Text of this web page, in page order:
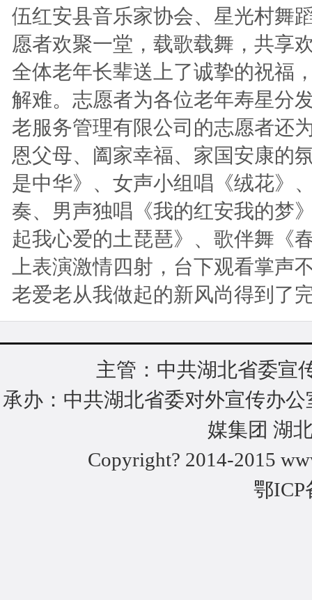
伍红安县音乐家协会、星光村舞
愿者欢聚一堂，载歌载舞，共享
全体老年长辈送上了诚挚的祝福
解难。志愿者为各位老年寿星分
老服务管理有限公司的志愿者还
恩父母、阖家幸福、家国安康的
是中华》、女声小组唱《绒花》
奏、男声独唱《我的红安我的梦
起我心爱的土琵琶》、歌伴舞《
上表演激情四射，台下观看掌声
老爱老从我做起的新风尚得到了
主管：中共湖北省委宣
承办：中共湖北省委对外宣传办
媒集团 湖
Copyright? 2014-2015
鄂ICP